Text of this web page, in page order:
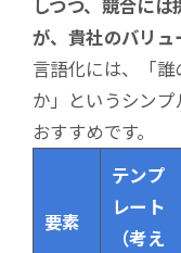
しつつ、競合には
が、貴社のバリ
言語化には、「
か」というシン
おすすめです。
要素
テンプ
レート
（考え